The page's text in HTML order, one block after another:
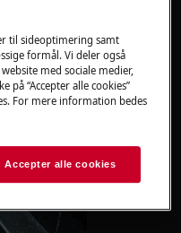
hvis de
sider
til sideoptimering samt
formål. Vi deler også
med sociale medier,
på “Accepter alle cookies”
For mere information bedes
Accepter alle cookies